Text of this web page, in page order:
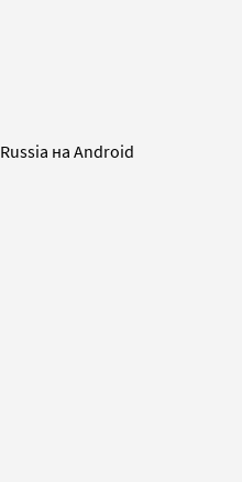
на Android